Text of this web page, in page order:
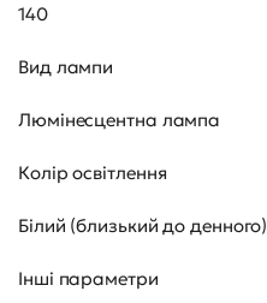
140
Вид лампи
Люмінесцентна лампа
Колір освітлення
Білий (близький до денного)
Інші параметри